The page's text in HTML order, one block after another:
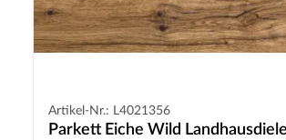
Artikel-Nr.: L4021356
Parkett Eiche Wild Landhausdiele